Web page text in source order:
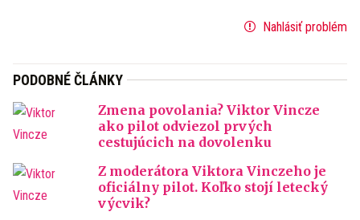
Nahlásiť problém
PODOBNÉ ČLÁNKY
Zmena povolania? Viktor Vincze
ako pilot odviezol prvých
cestujúcich na dovolenku
Z moderátora Viktora Vinczeho je
oficiálny pilot. Koľko stojí letecký
výcvik?